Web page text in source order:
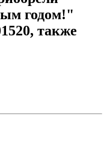
годом!"
также